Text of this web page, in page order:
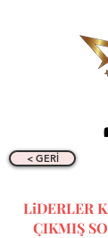
< GERİ
LiDERLER
ÇIKMIŞ